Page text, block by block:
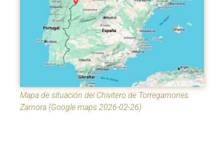
Mapa de situación del Chivitero de Torregamones.
Zamora (Google maps 2026-02-26)